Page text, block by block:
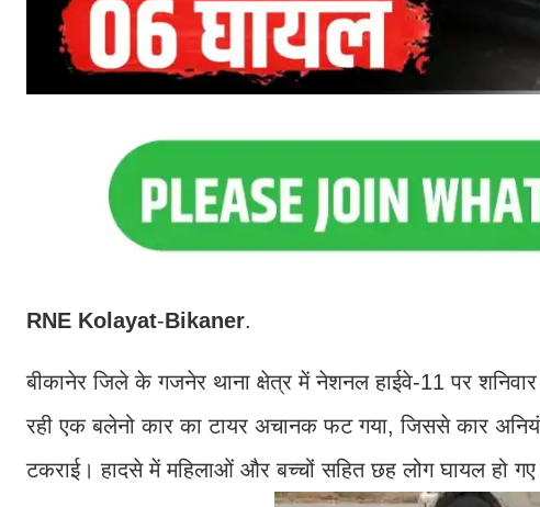
RNE Kolayat-Bikaner.
बीकानेर जिले के गजनेर थाना क्षेत्र में नेशनल हाईवे-11 पर
रही एक बलेनो कार का टायर अचानक फट गया, जिससे कार
टकराई। हादसे में महिलाओं और बच्चों सहित छह लोग घायल हो